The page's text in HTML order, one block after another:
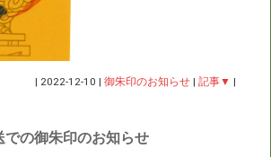
| 2022-12-10 |御朱印のお知らせ |記事▼ |
での御朱印のお知らせ